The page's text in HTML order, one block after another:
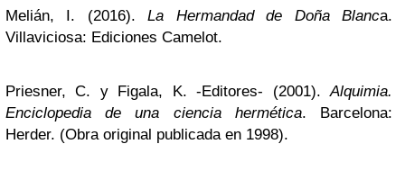
Melián, I. (2016).La Hermandad de Doña Blanca.
Villaviciosa: Ediciones Camelot.
Priesner, C. y Figala, K. -Editores- (2001).Alquimia.
Enciclopedia de una ciencia hermética. Barcelona:
Herder. (Obra original publicada en 1998).